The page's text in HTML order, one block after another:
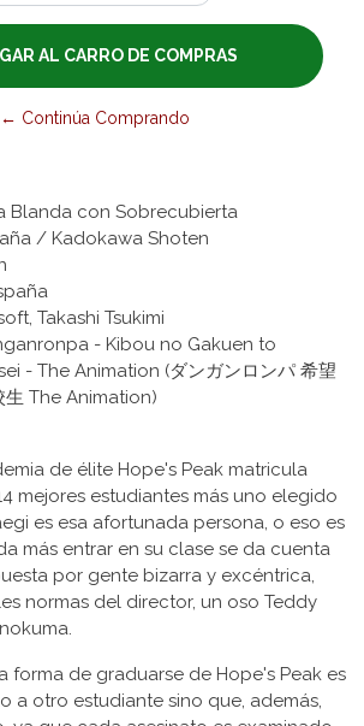
← Continúa Comprando
Blanda con Sobrecubierta
/ Kadokawa Shoten
Takashi Tsukimi
- Kibou no Gakuen to
- The Animation (ダンガンロンパ 希望
生 The Animation)
de élite Hope's Peak matricula
mejores estudiantes más uno elegido
es esa afortunada persona, o eso es
más entrar en su clase se da cuenta
por gente bizarra y excéntrica,
normas del director, un oso Teddy
forma de graduarse de Hope's Peak es
a otro estudiante sino que, además,